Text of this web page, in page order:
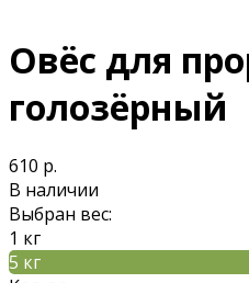
Овёс для
голозёрный
610 р.
В наличии
Выбран вес:
1 кг
5 кг